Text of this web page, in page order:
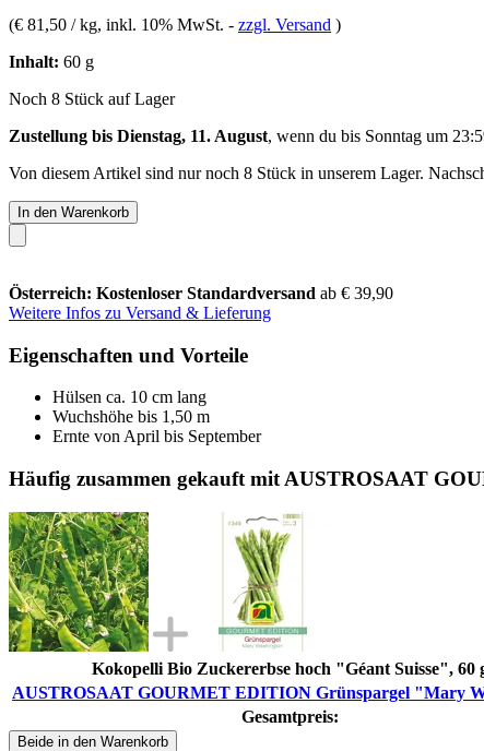
(€ 81,50 / kg, inkl. 10% MwSt. - zzgl. Versand )
Inhalt: 60 g
Noch 8 Stück auf Lager
Zustellung bis Dienstag, 11. August, wenn du bis Sonntag um
Von diesem Artikel sind nur noch 8 Stück in unserem Lager.
In den Warenkorb
Österreich: Kostenloser Standardversand ab € 39,90
Weitere Infos zu Versand & Lieferung
Eigenschaften und Vorteile
Hülsen ca. 10 cm lang
Wuchshöhe bis 1,50 m
Ernte von April bis September
Häufig zusammen gekauft mit AUSTROSAAT
Kokopelli Bio Zuckererbse hoch "Géant Suisse", 60
AUSTROSAAT GOURMET EDITION Grünspargel "Mary
Gesamtpreis:
Beide in den Warenkorb